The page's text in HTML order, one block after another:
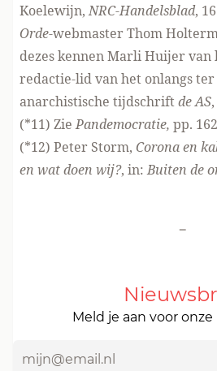
Koelewijn,NRC-Handelsblad,
Orde-webmaster Thom
dezes kennen Marli Huijer van
redactie-lid van het onlangs ter
anarchistische tijdschriftde AS
(*11) ZiePandemocratie, pp.
(*12) Peter Storm, Corona en
en wat doen wij?, in:Buiten de
-
Meld je aan voor